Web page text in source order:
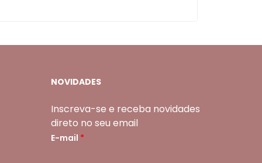
NOVIDADES
Inscreva-se e receba novidades
direto no seu email
E-mail *